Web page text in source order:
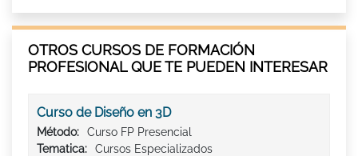
OTROS CURSOS DE FORMACIÓN
PROFESIONAL QUE TE PUEDEN INTERESAR
Curso de Diseño en 3D
Método:
Curso FP Presencial
Tematica:
Cursos Especializados